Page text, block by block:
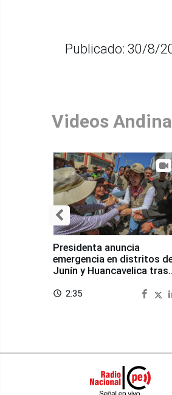
Publicado: 30/8/
Videos Andina
Presidenta anuncia
emergencia en distritos
Junín y Huancavelica tras
access_time 2:35